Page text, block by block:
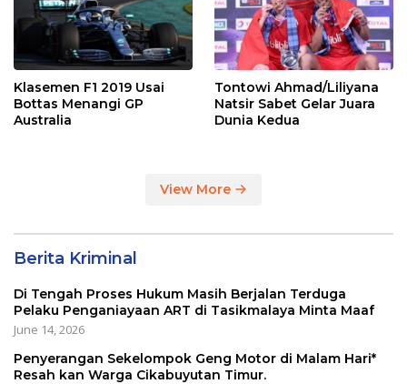
Klasemen F1 2019 Usai
Bottas Menangi GP
Australia
Tontowi Ahmad/Liliyana
Natsir Sabet Gelar Juara
Dunia Kedua
View More
Berita Kriminal
Di Tengah Proses Hukum Masih Berjalan Terduga
Pelaku Penganiayaan ART di Tasikmalaya Minta Maaf
June 14, 2026
Penyerangan Sekelompok Geng Motor di Malam Hari*
Resah kan Warga Cikabuyutan Timur.